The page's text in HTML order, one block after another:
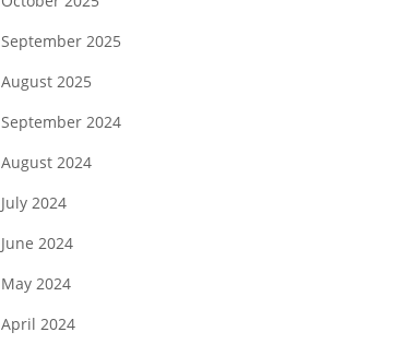
September 2025
August 2025
September 2024
August 2024
July 2024
June 2024
May 2024
April 2024